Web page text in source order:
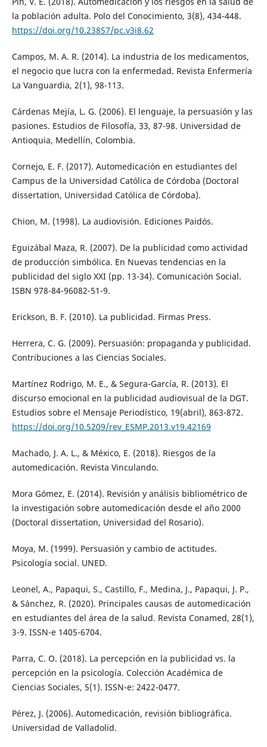
la población adulta. Polo del Conocimiento, 3(8), 434-448.
https://doi.org/10.23857/pc.v3i8.62
Campos, M. A. R. (2014). La industria de los medicamentos,
el negocio que lucra con la enfermedad. Revista Enfermería
La Vanguardia, 2(1), 98-113.
Cárdenas Mejía, L. G. (2006). El lenguaje, la persuasión y las
pasiones. Estudios de Filosofía, 33, 87-98. Universidad de
Antioquia, Medellín, Colombia.
Cornejo, E. F. (2017). Automedicación en estudiantes del
Campus de la Universidad Católica de Córdoba (Doctoral
dissertation, Universidad Católica de Córdoba).
Chion, M. (1998). La audiovisión. Ediciones Paidós.
Eguizábal Maza, R. (2007). De la publicidad como actividad
de producción simbólica. En Nuevas tendencias en la
publicidad del siglo XXI (pp. 13-34). Comunicación Social.
ISBN 978-84-96082-51-9.
Erickson, B. F. (2010). La publicidad. Firmas Press.
Herrera, C. G. (2009). Persuasión: propaganda y publicidad.
Contribuciones a las Ciencias Sociales.
Martínez Rodrigo, M. E., & Segura-García, R. (2013). El
discurso emocional en la publicidad audiovisual de la DGT.
Estudios sobre el Mensaje Periodístico, 19(abril), 863-872.
https://doi.org/10.5209/rev_ESMP.2013.v19.42169
Machado, J. A. L., & México, E. (2018). Riesgos de la
automedicación. Revista Vinculando.
Mora Gómez, E. (2014). Revisión y análisis bibliométrico de
la investigación sobre automedicación desde el año 2000
(Doctoral dissertation, Universidad del Rosario).
Moya, M. (1999). Persuasión y cambio de actitudes.
Psicología social. UNED.
Leonel, A., Papaqui, S., Castillo, F., Medina, J., Papaqui, J. P.,
& Sánchez, R. (2020). Principales causas de automedicación
en estudiantes del área de la salud. Revista Conamed, 28(1),
3-9. ISSN-e 1405-6704.
Parra, C. O. (2018). La percepción en la publicidad vs. la
percepción en la psicología. Colección Académica de
Ciencias Sociales, 5(1). ISSN-e: 2422-0477.
Pérez, J. (2006). Automedicación, revisión bibliográfica.
Universidad de Valladolid.